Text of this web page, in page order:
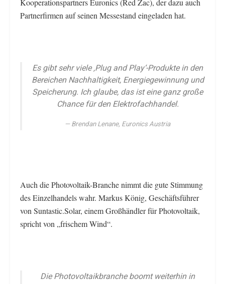
Kooperationspartners Euronics (Red Zac), der dazu auch
Partnerfirmen auf seinen Messestand eingeladen hat.
Es gibt sehr viele ‚Plug and Play‘-Produkte in den
Bereichen Nachhaltigkeit, Energiegewinnung und
Speicherung. Ich glaube, das ist eine ganz große
Chance für den Elektrofachhandel.
Brendan Lenane, Euronics Austria
Auch die Photovoltaik-Branche nimmt die gute Stimmung
des Einzelhandels wahr. Markus König, Geschäftsführer
von Suntastic.Solar, einem Großhändler für Photovoltaik,
spricht von „frischem Wind“.
Die Photovoltaikbranche boomt weiterhin in